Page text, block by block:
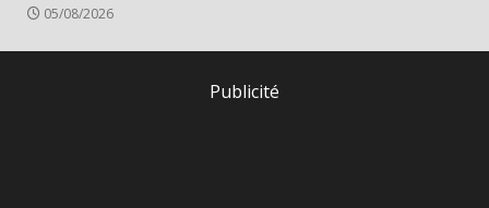
05/08/2026
Publicité